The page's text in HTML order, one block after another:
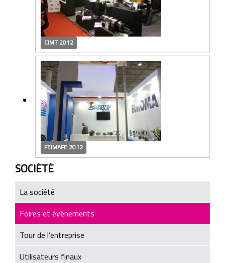
CIMT 2012
FEIMAFE 2012
SOCIÉTÉ
La société
Foires et événements
Tour de l’entreprise
Utilisateurs finaux